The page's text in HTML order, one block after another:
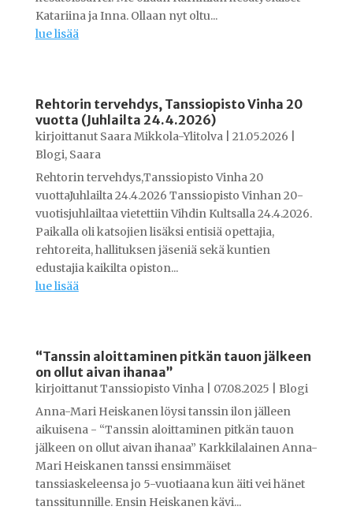
Katariina ja Inna. Ollaan nyt oltu...
lue lisää
Rehtorin tervehdys, Tanssiopisto Vinha 20
vuotta (Juhlailta 24.4.2026)
kirjoittanut Saara Mikkola-Ylitolva| 21.05.2026
Blogi, Saara
Rehtorin tervehdys,Tanssiopisto Vinha 20
vuottaJuhlailta 24.4.2026 Tanssiopisto Vinhan 20-
vuotisjuhlailtaa vietettiin Vihdin Kultsalla 24.4.2026.
Paikalla oli katsojien lisäksi entisiä opettajia,
rehtoreita, hallituksen jäseniä sekä kuntien
edustajia kaikilta opiston...
lue lisää
“Tanssin aloittaminen pitkän tauon jälkeen
on ollut aivan ihanaa”
kirjoittanutTanssiopisto Vinha| 07.08.2025
Blogi
Anna-Mari Heiskanen löysi tanssin ilon jälleen
aikuisena - “Tanssin aloittaminen pitkän tauon
jälkeen on ollut aivan ihanaa” Karkkilalainen Anna-
Mari Heiskanen tanssi ensimmäiset
tanssiaskeleensa jo 5-vuotiaana kun äiti vei hänet
tanssitunnille. Ensin Heiskanen kävi...